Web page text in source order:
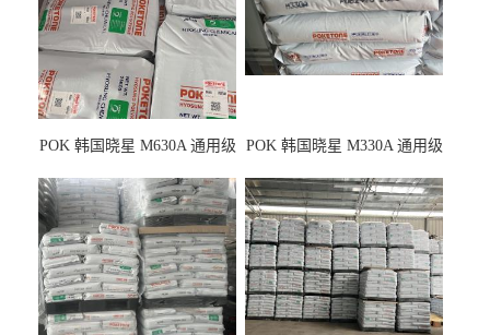
POK 韩国晓星 M630A 通用级
POK 韩国晓星 M330A 通用级